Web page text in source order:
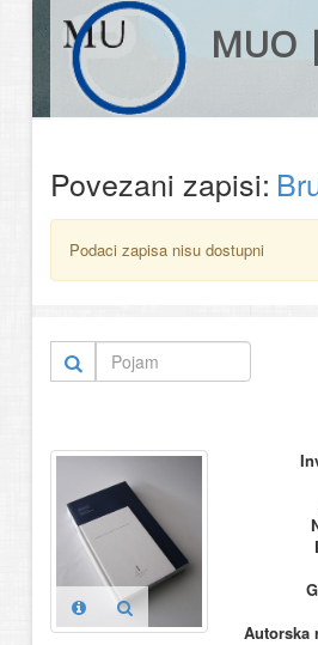
MUO
Povezani zapisi:
Podaci zapisa nisu dostupni